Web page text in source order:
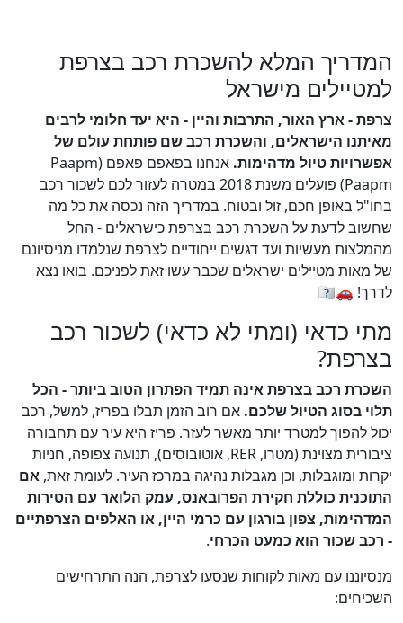
המדריך המלא להשכרת רכב בצרפת
למטיילים מישראל
צרפת - ארץ האור, התרבות והיין - היא יעד חלומי לרבים
מאיתנו הישראלים, והשכרת רכב שם פותחת עולם של
אפשרויות טיול מדהימות.
אנחנו בפאפם פאפם (Paapm
Paapm) פועלים משנת 2018 במטרה לעזור לכם לשכור רכב
בחו"ל באופן חכם, זול ובטוח. במדריך הזה נכסה את כל מה
שחשוב לדעת על השכרת רכב בצרפת כישראלים - החל
מהמלצות מעשיות ועד דגשים ייחודיים לצרפת שנלמדו מניסיונם
של מאות מטיילים ישראלים שכבר עשו זאת לפניכם. בואו נצא
לדרך! 🚗🇫🇷
מתי כדאי (ומתי לא כדאי) לשכור רכב
בצרפת?
השכרת רכב בצרפת אינה תמיד הפתרון הטוב ביותר - הכל
תלוי בסוג הטיול שלכם. אם רוב הזמן תבלו בפריז, למשל, רכב
יכול להפוך למטרד יותר מאשר לעזר. פריז היא עיר עם תחבורה
ציבורית מצוינת (מטרו, RER, אוטובוסים), תנועה צפופה, חניות
יקרות ומוגבלות, וכן מגבלות נהיגה במרכז העיר. לעומת זאת, אם
התוכנית כוללת חקירת הפרובאנס, עמק הלואר עם הטירות
המדהימות, צפון בורגון עם כרמי היין, או האלפים הצרפתיים
- רכב שכור הוא כמעט הכרחי.
מנסיוננו עם מאות לקוחות שנסעו לצרפת, הנה התרחישים
השכיחים: